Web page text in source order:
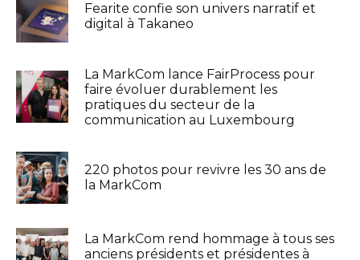
Fearite confie son univers narratif et
digital à Takaneo
La MarkCom lance FairProcess pour
faire évoluer durablement les
pratiques du secteur de la
communication au Luxembourg
220 photos pour revivre les 30 ans de
la MarkCom
La MarkCom rend hommage à tous ses
anciens présidents et présidentes à